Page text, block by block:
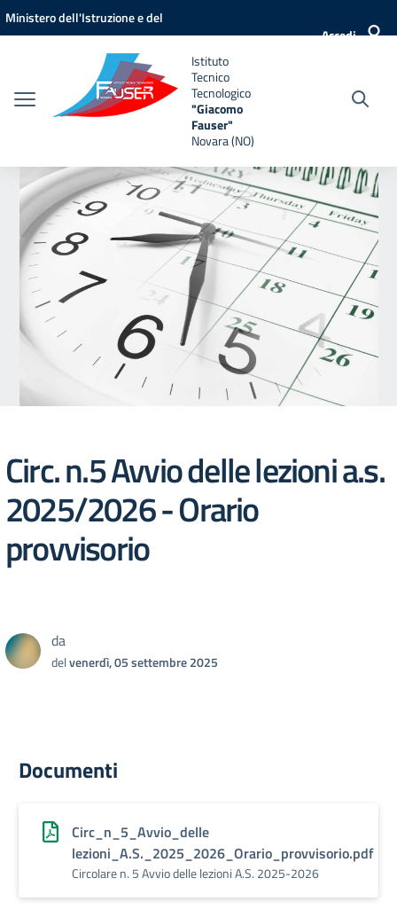
Vai ai contenuti
Vai al menu di navigazione
Vai al footer
Ministero dell'Istruzione e del
Accedi
Istituto
Tecnico
Tecnologico
"Giacomo
Fauser"
Novara (NO)
Circ. n.5 Avvio delle lezioni a.s.
2025/2026 - Orario
provvisorio
da
delvenerdì, 05 settembre 2025
Documenti
Circ_n_5_Avvio_delle
lezioni_A.S._2025_2026_Orario_provvisorio.pdf
Circolare n. 5 Avvio delle lezioni A.S. 2025-2026